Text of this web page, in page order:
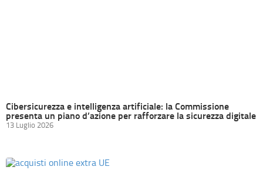
Cibersicurezza e intelligenza artificiale: la Commissione
presenta un piano d’azione per rafforzare la sicurezza digitale
13 Luglio 2026